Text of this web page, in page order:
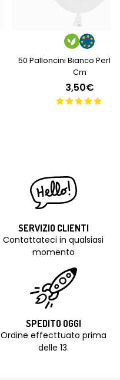
50 Palloncini Bianco
Cm
3,50€
SERVIZIO CLIENTI
Contattateci in qualsiasi
momento
SPEDITO OGGI
Ordine effecttuato prima
delle 13.